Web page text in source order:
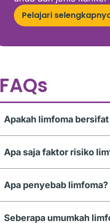
Pelajari
FAQs
Apakah limfoma
Apa saja faktor risiko
Apa penyebab limfoma?
Seberapa umumkah